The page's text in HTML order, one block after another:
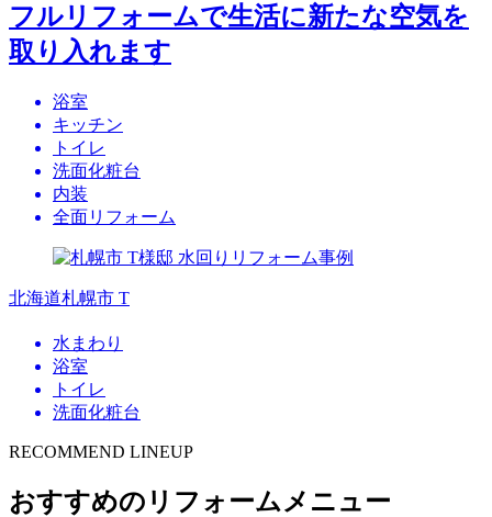
フルリフォームで生活に新たな空気を
取り入れます
浴室
キッチン
トイレ
洗面化粧台
内装
全面リフォーム
北海道札幌市 T
水まわり
浴室
トイレ
洗面化粧台
RECOMMEND LINEUP
おすすめのリフォームメニュー